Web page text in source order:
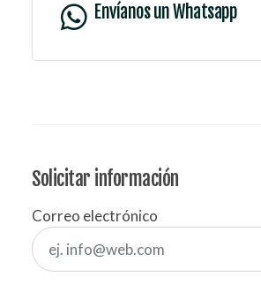
Envíanos un Whatsapp
Solicitar información
Correo electrónico